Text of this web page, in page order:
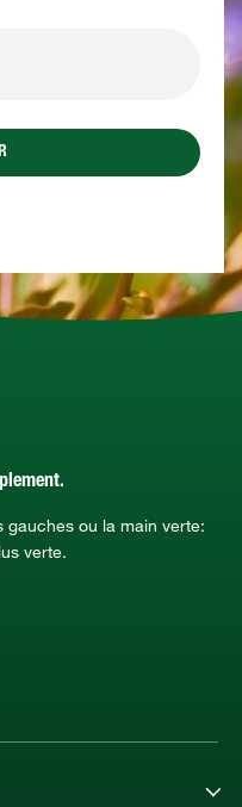
gauches ou la main verte:
verte.